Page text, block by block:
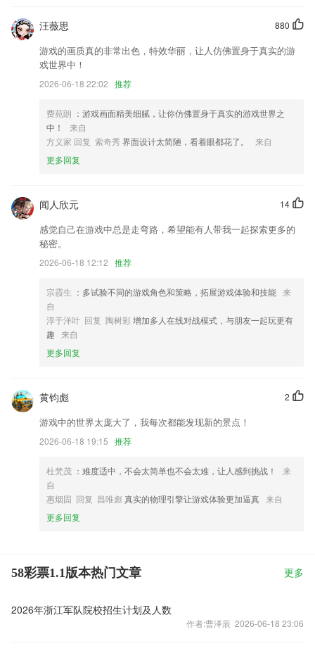
夜间模式UI调整更舒适
工作台支持微应用的展示
重新添加提醒功能，更完善更稳定更人性化。
优化招标和中标搜索功能
联系我们
以上就是58彩票1.1版本的介绍，如果您喜欢这款软件，您可以到应用商
店进行打分评论，说出您的使用经历，以帮助我们更好的对产品进行优化
880
汪薇思
游戏的画质真的非常出色，特效华丽，让人仿佛置身于真实的游
戏世界中！
2026-06-18 22:02 推荐
费苑朗 ：游戏画面精美细腻，让你仿佛置身于真实的游戏世界之
中！
来自
方义家 回复 索奇秀 界面设计太简陋，看着眼都花了。
来自
更多回复
14
闻人欣元
感觉自己在游戏中总是走弯路，希望能有人带我一起探索更多的
秘密。
2026-06-18 12:12 推荐
宗霞生 ：多试验不同的游戏角色和策略，拓展游戏体验和技能 来
自
淳于洋叶 回复 陶树彩 增加多人在线对战模式，与朋友一起玩更有
趣 来自
更多回复
2
黄钧彪
游戏中的世界太庞大了，我每次都能发现新的景点！
2026-06-18 19:15 推荐
杜梵茂 ：难度适中，不会太简单也不会太难，让人感到挑战！
来
自
惠烟固 回复 昌唯彪真实的物理引擎让游戏体验更加逼真 来自
更多回复
58彩票1.1版本热门文章 更多
2026年浙江军队院校招生计划及人数
作者:曹泽辰 2026-06-18 23:06